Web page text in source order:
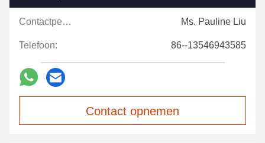
Contactpersonen: Ms. Pauline Liu
Telefoon: 86--13546943585
Contact opnemen